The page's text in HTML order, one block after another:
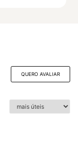
QUERO AVALIAR